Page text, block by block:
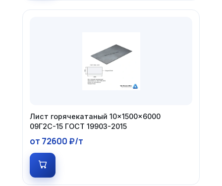
Лист горячекатаный 10×1500×6000
09Г2С-15 ГОСТ 19903-2015
от 72600 ₽/т